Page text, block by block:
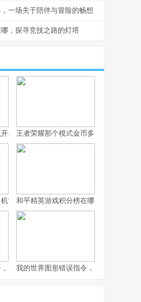
一场关于陪伴与冒险的畅想
，探寻竞技之路的灯塔
枪，冷静瞄准与节奏掌控的艺术，副标题
王者荣耀那个模式金币多，揭秘高效积
制解析与实战心得
和平精英游戏积分榜在哪，探寻竞技之
一座虚拟城市的诞生与成长副标题
我的世界图形错误指令，一场意料之外